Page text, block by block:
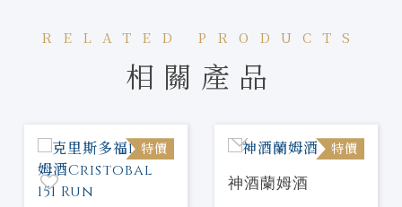
RELATED PRODUCTS
相關產品
特價
特價
神酒蘭姆酒